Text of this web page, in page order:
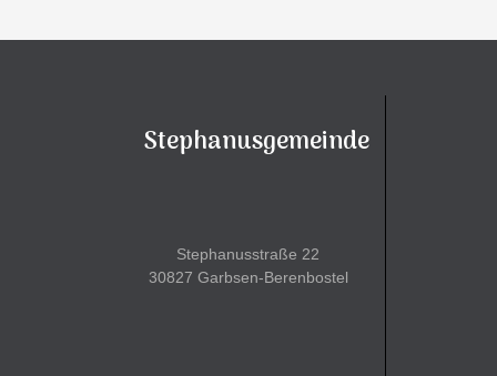
Stephanusgemeinde
Stephanusstraße 22
30827 Garbsen-Berenbostel